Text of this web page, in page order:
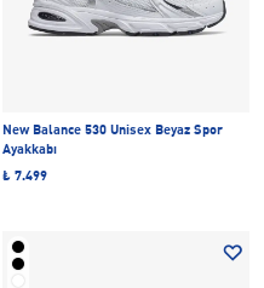
New Balance 530 Unisex Beyaz Spor
Ayakkabı
₺ 7.499